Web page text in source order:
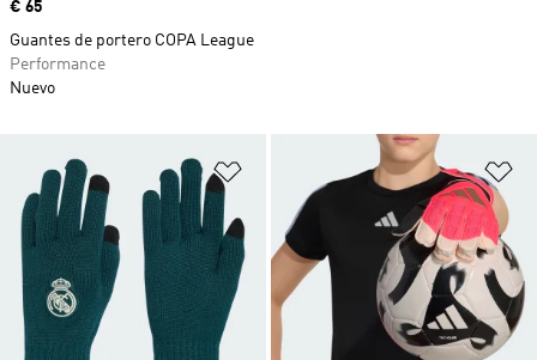
Añadir a la lista de deseos
Precio
€ 65
Guantes de portero COPA League
Performance
Nuevo